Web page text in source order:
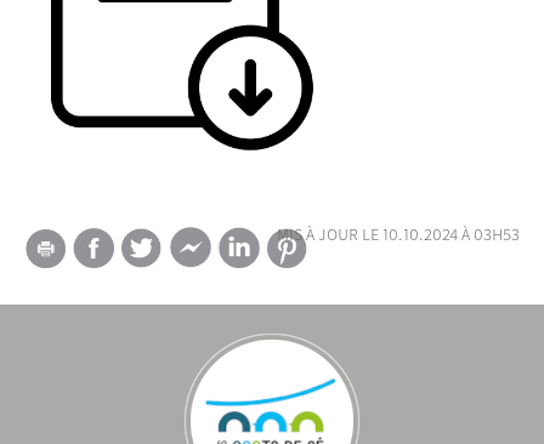
mis à jour le 10.10.2024 à 03h53